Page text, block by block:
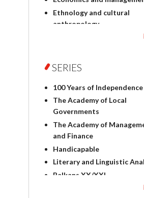
Ethnology and cultural
anthropology
Philosophy
Geography
History
Linguistics
Judaica
Culture and art
Literary Studies
Mathematics
SERIES
100 Years of Independence
The Academy of Local
Governments
The Academy of
and Finance
Handicapable
Literary and Linguistic
Balkans XX/XXI